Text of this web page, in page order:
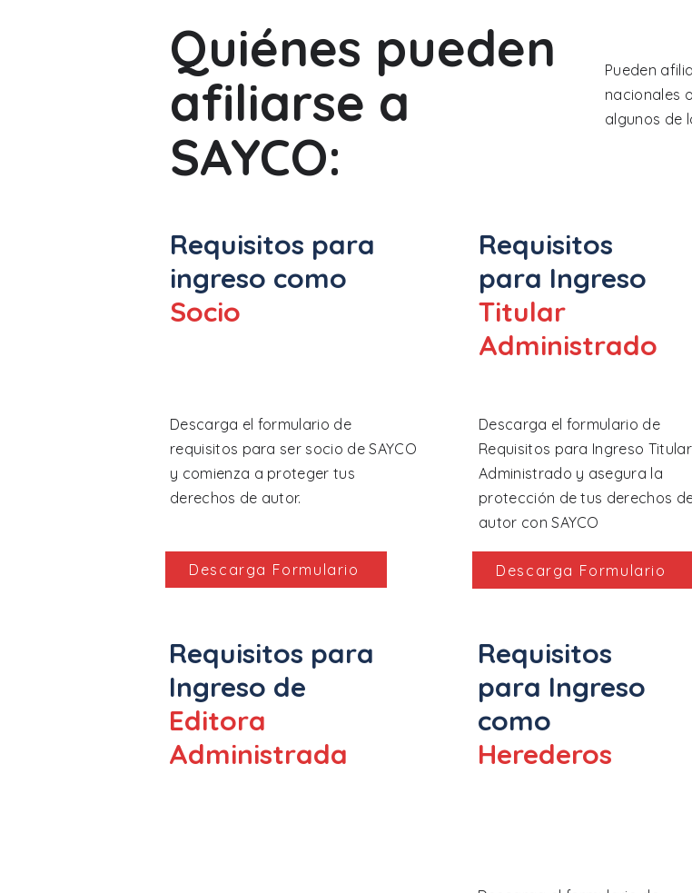
Quiénes pueden
afiliarse a
SAYCO:
Pueden
nacionales
algunos de
Requisitos para
ingreso como
Socio
Requisitos
para Ingreso
Titular
Administrado
Descarga el formulario de
requisitos para ser socio de SAYCO
y comienza a proteger tus
derechos de autor.
Descarga Formulario
Requisitos para
Ingreso de
Editora
Administrada
Descarga el formulario de
Requisitos para Ingreso Titular
Administrado y asegura la
protección de tus derechos
autor con SAYCO
Descarga Formulario
Requisitos
para Ingreso
como
Herederos